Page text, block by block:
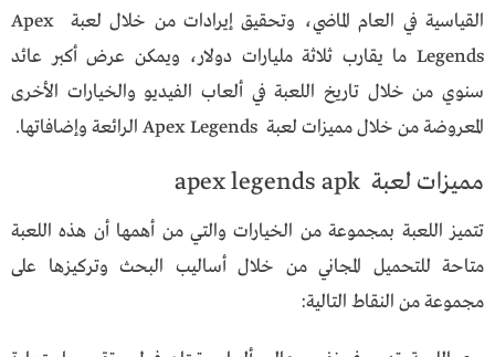
القياسية في العام الماضي، وتحقيق إيرادات من خلال لعبة Apex
Legends ما يقارب ثلاثة مليارات دولار، ويمكن عرض أكبر عائد
سنوي من خلال تاريخ اللعبة في ألعاب الفيديو والخيارات الأخرى
المعروضة من خلال مميزات لعبة Apex Legends الرائعة وإضافاتها.
مميزات لعبة apex legends apk
تتميز اللعبة بمجموعة من الخيارات والتي من أهمها أن هذه اللعبة
متاحة للتحميل المجاني من خلال أساليب البحث وتركيزها على
مجموعة من النقاط التالية: